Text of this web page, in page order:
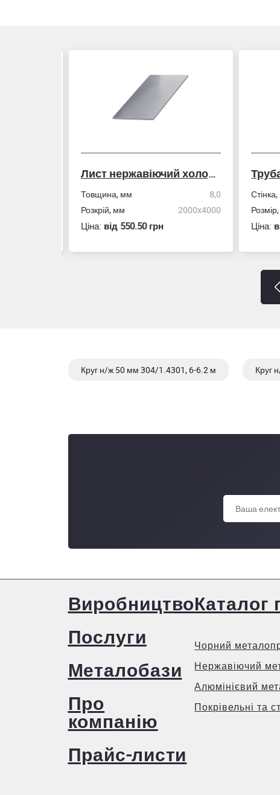
Лист нержавіючий холоднокатаний
Товщина, мм
8,0
Розкрій, мм
2000x4000
Ціна: вiд 550.50 грн Ціна:
Круг н/ж 50 мм 304/1.4301, 6-6.2 м Круг
Виробництво
Послуги
Металобази
Про
компанію
Прайс-листи
Каталог
Чорний
Нержавіючий
Алюмінієвий
Покрівельні та